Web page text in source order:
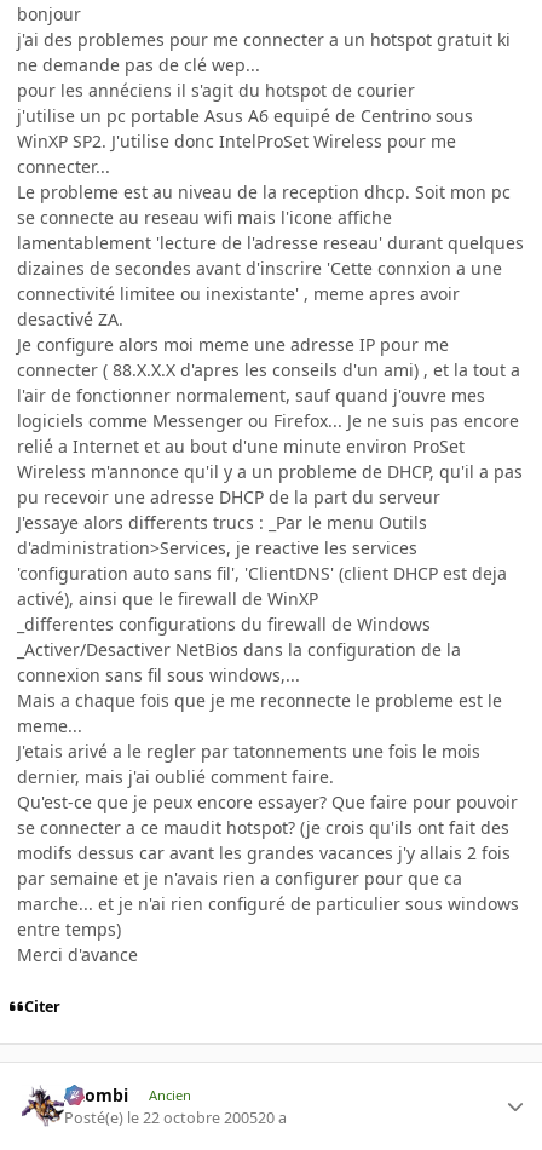
bonjour
j'ai des problemes pour me connecter a un hotspot gratuit ki
ne demande pas de clé wep...
pour les annéciens il s'agit du hotspot de courier
j'utilise un pc portable Asus A6 equipé de Centrino sous
WinXP SP2. J'utilise donc IntelProSet Wireless pour me
connecter...
Le probleme est au niveau de la reception dhcp. Soit mon pc
se connecte au reseau wifi mais l'icone affiche
lamentablement 'lecture de l'adresse reseau' durant quelques
dizaines de secondes avant d'inscrire 'Cette connxion a une
connectivité limitee ou inexistante' , meme apres avoir
desactivé ZA.
Je configure alors moi meme une adresse IP pour me
connecter ( 88.X.X.X d'apres les conseils d'un ami) , et la tout a
l'air de fonctionner normalement, sauf quand j'ouvre mes
logiciels comme Messenger ou Firefox... Je ne suis pas encore
relié a Internet et au bout d'une minute environ ProSet
Wireless m'annonce qu'il y a un probleme de DHCP, qu'il a pas
pu recevoir une adresse DHCP de la part du serveur
J'essaye alors differents trucs : _Par le menu Outils
d'administration>Services, je reactive les services
'configuration auto sans fil', 'ClientDNS' (client DHCP est deja
activé), ainsi que le firewall de WinXP
_differentes configurations du firewall de Windows
_Activer/Desactiver NetBios dans la configuration de la
connexion sans fil sous windows,...
Mais a chaque fois que je me reconnecte le probleme est le
meme...
J'etais arivé a le regler par tatonnements une fois le mois
dernier, mais j'ai oublié comment faire.
Qu'est-ce que je peux encore essayer? Que faire pour pouvoir
se connecter a ce maudit hotspot? (je crois qu'ils ont fait des
modifs dessus car avant les grandes vacances j'y allais 2 fois
par semaine et je n'avais rien a configurer pour que ca
marche... et je n'ai rien configuré de particulier sous windows
entre temps)
Merci d'avance
Citer
XZombi Ancien
Posté(e) le 22 octobre 200520 a